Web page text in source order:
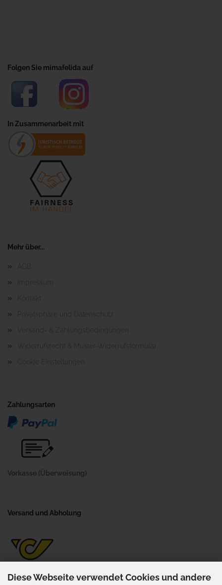
Diese Webseite verwendet Cookies und andere
Folgen Sie mimafelida auf
In Zusammenarbeit mit
Mehr über...
Impressum
Kontakt
Privatsphäre und Datenschutz
Versand- & Zahlungsbedingungen
Widerrufsrecht & Muster-Widerrufsformular
Cookie Einstellungen
Zahlungsarten
Vorkasse (Überweisung)
Versand und Abholung